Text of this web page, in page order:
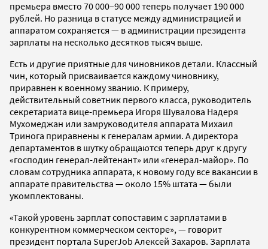
премьера вместо 70 000–90 000 теперь получает 190 000
рублей. Но разница в статусе между администрацией и
аппаратом сохраняется — в администрации президента
зарплаты на несколько десятков тысяч выше.
Есть и другие приятные для чиновников детали. Классный
чин, который присваивается каждому чиновнику,
приравнен к военному званию. К примеру,
действительный советник первого класса, руководитель
секретариата вице-премьера Игоря Шувалова Надеря
Мухомеджан или замруководителя аппарата Михаил
Тринога приравнены к генералам армии. А директора
департаментов в шутку обращаются теперь друг к другу
«господин генерал-лейтенант» или «генерал-майор». По
словам сотрудника аппарата, к новому году все вакансии в
аппарате правительства — около 15% штата — были
укомплектованы.
«Такой уровень зарплат сопоставим с зарплатами в
конкурентном коммерческом секторе», — говорит
президент портала SuperJob Алексей Захаров. Зарплата